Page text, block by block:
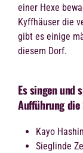
einer Hexe
Kyffhäuser die
gibt es einige
diesem Dorf.
Es singen und
Aufführung die
Kayo
Sieglinde